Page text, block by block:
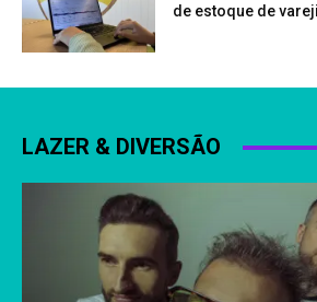
de estoque de
LAZER & DIVERSÃO